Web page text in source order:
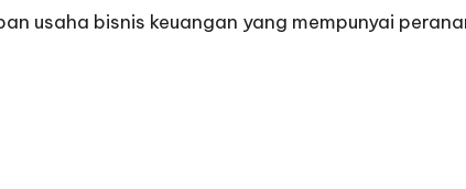
usaha bisnis keuangan yang mempunyai